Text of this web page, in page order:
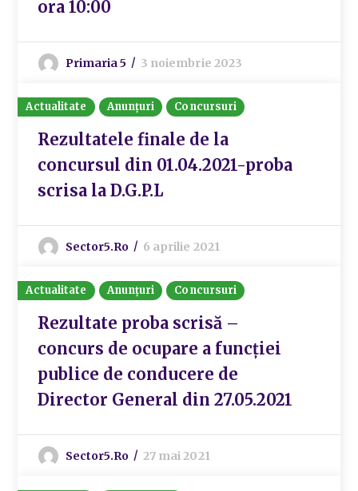
ora 10:00
Primaria 5 3 noiembrie 2023
Actualitate Anunțuri Concursuri
Rezultatele finale de la
concursul din 01.04.2021-proba
scrisa la D.G.P.L
Sector5.ro 6 aprilie 2021
Actualitate Anunțuri Concursuri
Rezultate proba scrisă –
concurs de ocupare a funcției
publice de conducere de
Director General din 27.05.2021
Sector5.ro 27 mai 2021